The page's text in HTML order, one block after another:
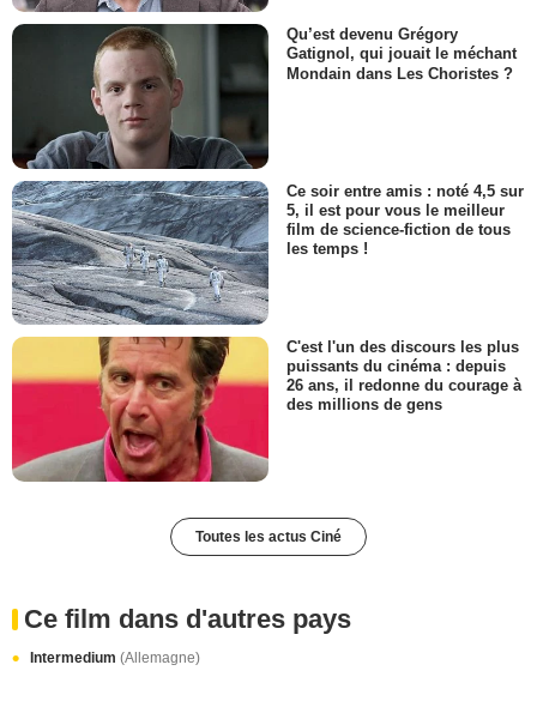
Qu’est devenu Grégory
Gatignol, qui jouait le méchant
Mondain dans Les Choristes ?
Ce soir entre amis : noté 4,5 sur
5, il est pour vous le meilleur
film de science-fiction de tous
les temps !
C'est l'un des discours les plus
puissants du cinéma : depuis
26 ans, il redonne du courage à
des millions de gens
Toutes les actus Ciné
Ce film dans d'autres pays
Intermedium (Allemagne)